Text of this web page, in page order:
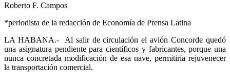
Roberto F. Campos
*periodista de la redacción de Economía de Prensa Latina
LA HABANA.- Al salir de circulación el avión Concorde quedó
una asignatura pendiente para científicos y fabricantes, porque una
nunca concretada modificación de esa nave, permitiría rejuvenecer
la transportación comercial.